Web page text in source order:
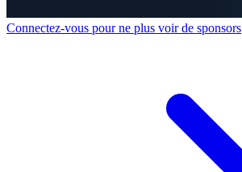
Connectez-vous pour ne plus voir de sponsors